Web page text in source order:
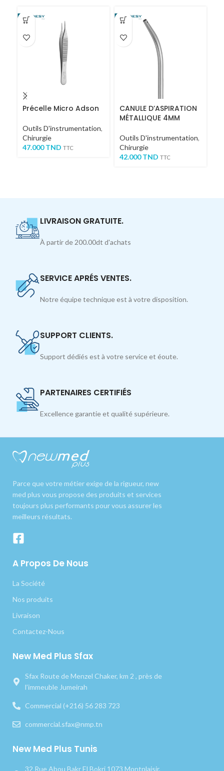
Précelle Micro Adson
Outils D'instrumentation,
Chirurgie
47.000TND TTC
CANULE D’ASPIRATION
MÉTALLIQUE 4MM
Outils D'instrumentation,
Chirurgie
42.000TND TTC
LIVRAISON GRATUITE.
À partir de 200.00dt d'achats
SERVICE APRÉS VENTES.
Notre équipe technique est à votre disposition.
SUPPORT CLIENTS.
Support dédiés est à votre service et éoute.
PARTENAIRES CERTIFIÉS
Excellence garantie et qualité supérieure.
Parce que votre métier exige de la rigueur, new
med plus vous propose des produits et services
toujours plus performants pour vous assurer les
meilleurs résultats.
A Propos De Nous
La Société
Nos produits
Livraison
Contactez-Nous
New Med Plus Sfax
Sfax Route de Menzel Chaker, km 2 , près de
l’immeuble Jumeirah
Commercial (+216) 56 283 723
commercial.sfax@nmp.tn
New Med Plus Tunis
32 Rue Abou Bakr El Bokri 1073 Montplaisir,